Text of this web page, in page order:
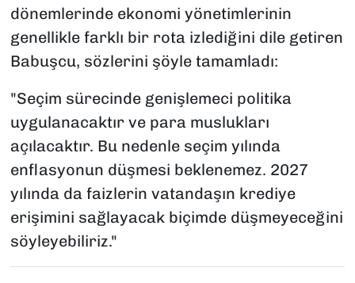
dönemlerinde ekonomi yönetimlerinin
genellikle farklı bir rota izlediğini dile getiren
Babuşcu, sözlerini şöyle tamamladı:
"Seçim sürecinde genişlemeci politika
uygulanacaktır ve para muslukları
açılacaktır. Bu nedenle seçim yılında
enflasyonun düşmesi beklenemez. 2027
yılında da faizlerin vatandaşın krediye
erişimini sağlayacak biçimde düşmeyeceğini
söyleyebiliriz."